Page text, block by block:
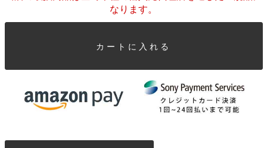
なります。
カートに入れる